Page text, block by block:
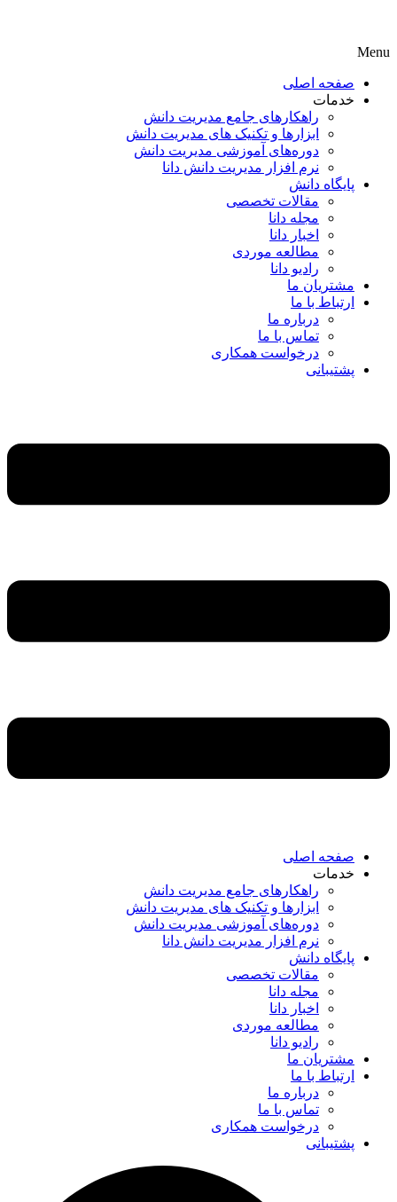
Menu
صفحه اصلی
خدمات
راهکارهای جامع مدیریت دانش
ابزارها و تکنیک‌ های مدیریت دانش
دوره‌های آموزشی مدیریت دانش
نرم افزار مدیریت دانش دانا
پایگاه دانش
مقالات تخصصی
مجله دانا
اخبار دانا
مطالعه موردی
رادیو دانا
مشتریان ما
ارتباط با ما
درباره ما
تماس با ما
درخواست همکاری
پشتیبانی
صفحه اصلی
خدمات
راهکارهای جامع مدیریت دانش
ابزارها و تکنیک‌ های مدیریت دانش
دوره‌های آموزشی مدیریت دانش
نرم افزار مدیریت دانش دانا
پایگاه دانش
مقالات تخصصی
مجله دانا
اخبار دانا
مطالعه موردی
رادیو دانا
مشتریان ما
ارتباط با ما
درباره ما
تماس با ما
درخواست همکاری
پشتیبانی